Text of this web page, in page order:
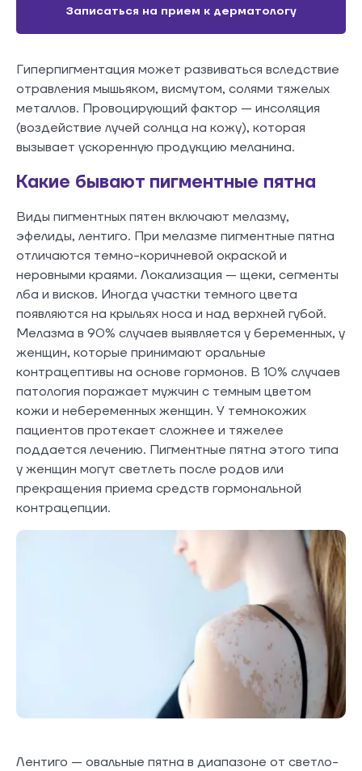
Записаться на прием к дерматологу
Гиперпигментация может развиваться вследствие
отравления мышьяком, висмутом, солями тяжелых
металлов. Провоцирующий фактор — инсоляция
(воздействие лучей солнца на кожу), которая
вызывает ускоренную продукцию меланина.
Какие бывают пигментные пятна
Виды пигментных пятен включают мелазму,
эфелиды, лентиго. При мелазме пигментные пятна
отличаются темно-коричневой окраской и
неровными краями. Локализация — щеки, сегменты
лба и висков. Иногда участки темного цвета
появляются на крыльях носа и над верхней губой.
Мелазма в 90% случаев выявляется у беременных, у
женщин, которые принимают оральные
контрацептивы на основе гормонов. В 10% случаев
патология поражает мужчин с темным цветом
кожи и небеременных женщин. У темнокожих
пациентов протекает сложнее и тяжелее
поддается лечению. Пигментные пятна этого типа
у женщин могут светлеть после родов или
прекращения приема средств гормональной
контрацепции.
Лентиго — овальные пятна в диапазоне от светло-